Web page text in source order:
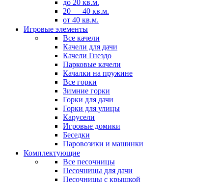
до 20 кв.м.
20 — 40 кв.м.
от 40 кв.м.
Игровые элементы
Все качели
Качели для дачи
Качели Гнездо
Парковые качели
Качалки на пружине
Все горки
Зимние горки
Горки для дачи
Горки для улицы
Карусели
Игровые домики
Беседки
Паровозики и машинки
Комплектующие
Все песочницы
Песочницы для дачи
Песочницы с крышкой